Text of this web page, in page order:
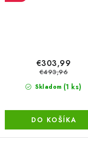
Skladom (1 ks)
€303,99
€493,96
DO KOŠÍKA